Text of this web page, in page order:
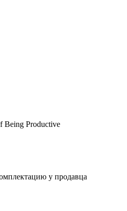
Being Productive
у продавца